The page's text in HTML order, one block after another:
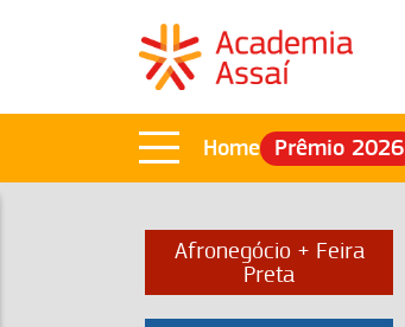
Home Prêmio 2026
Afronegócio + Feira
Preta